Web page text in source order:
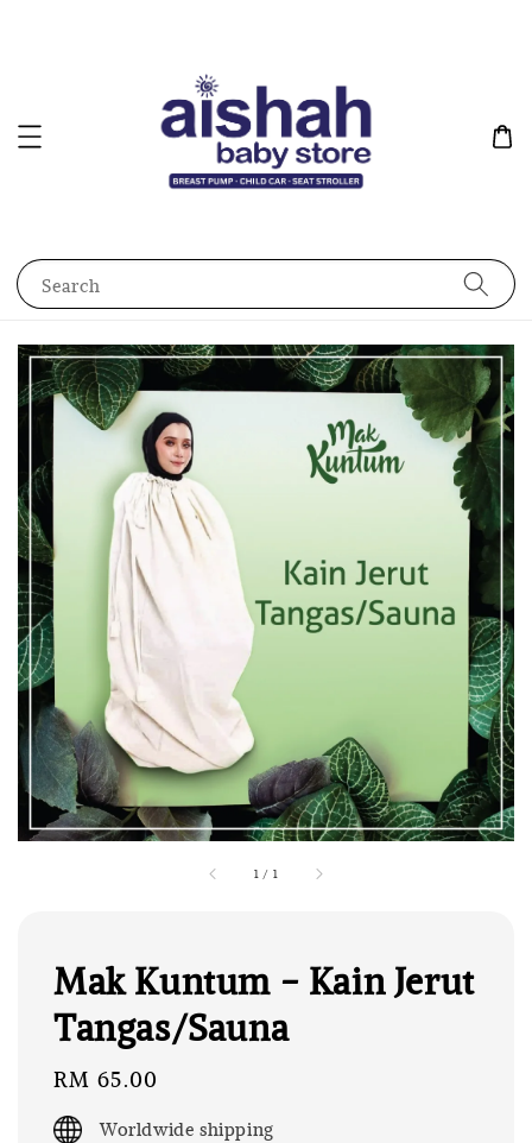
Search
1 / 1
Mak Kuntum - Kain Jerut
Tangas/Sauna
Regular
price
RM 65.00
Worldwide shipping